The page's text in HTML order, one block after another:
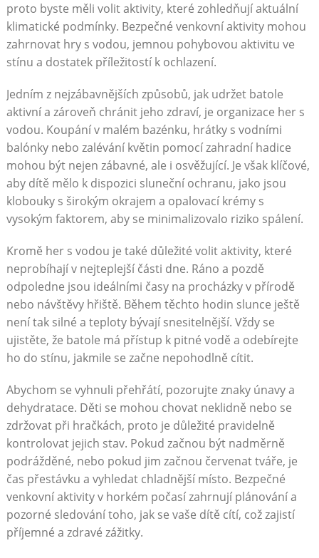
proto byste měli volit aktivity, které zohledňují aktuální
klimatické podmínky. Bezpečné venkovní aktivity mohou
zahrnovat hry s vodou, jemnou pohybovou aktivitu ve
stínu a dostatek příležitostí k ochlazení.
Jedním z nejzábavnějších způsobů, jak udržet batole
aktivní a zároveň chránit jeho zdraví, je organizace her s
vodou. Koupání v malém bazénku, hrátky s vodními
balónky nebo zalévání květin pomocí zahradní hadice
mohou být nejen zábavné, ale i osvěžující. Je však klíčové,
aby dítě mělo k dispozici sluneční ochranu, jako jsou
klobouky s širokým okrajem a opalovací krémy s
vysokým faktorem, aby se minimalizovalo riziko spálení.
Kromě her s vodou je také důležité volit aktivity, které
neprobíhají v nejteplejší části dne. Ráno a pozdě
odpoledne jsou ideálními časy na procházky v přírodě
nebo návštěvy hřiště. Během těchto hodin slunce ještě
není tak silné a teploty bývají snesitelnější. Vždy se
ujistěte, že batole má přístup k pitné vodě a odebírejte
ho do stínu, jakmile se začne nepohodlně cítit.
Abychom se vyhnuli přehřátí, pozorujte znaky únavy a
dehydratace. Děti se mohou chovat neklidně nebo se
zdržovat při hračkách, proto je důležité pravidelně
kontrolovat jejich stav. Pokud začnou být nadměrně
podrážděné, nebo pokud jim začnou červenat tváře, je
čas přestávku a vyhledat chladnější místo. Bezpečné
venkovní aktivity v horkém počasí zahrnují plánování a
pozorné sledování toho, jak se vaše dítě cítí, což zajistí
příjemné a zdravé zážitky.